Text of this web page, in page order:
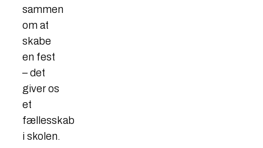
sammen
om at
skabe
en fest
– det
giver os
et
fællesskab
i skolen.